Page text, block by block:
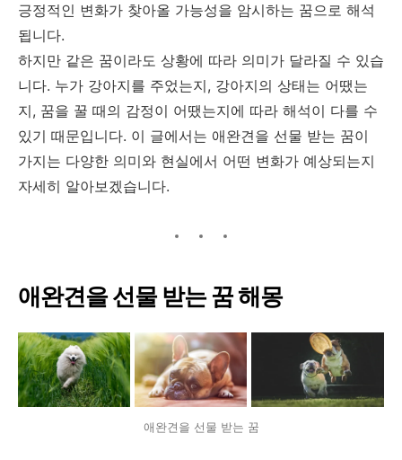
긍정적인 변화가 찾아올 가능성을 암시하는 꿈으로 해석
됩니다.
하지만 같은 꿈이라도 상황에 따라 의미가 달라질 수 있습
니다. 누가 강아지를 주었는지, 강아지의 상태는 어땠는
지, 꿈을 꿀 때의 감정이 어땠는지에 따라 해석이 다를 수
있기 때문입니다. 이 글에서는 애완견을 선물 받는 꿈이
가지는 다양한 의미와 현실에서 어떤 변화가 예상되는지
자세히 알아보겠습니다.
애완견을 선물 받는 꿈 해몽
애완견을 선물 받는 꿈